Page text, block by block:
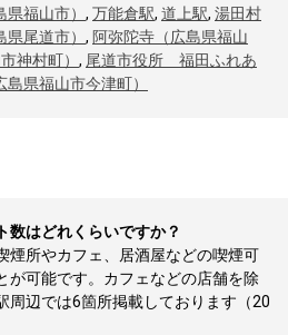
福山市） , 万能倉駅, 道上駅, 湯田村
尾道市） , 阿弥陀寺（広島県福山
神村町） , 尾道市役所 福田ふれあ
島県福山市今津町）
数はどれくらいですか？
煙所やカフェ、居酒屋などの喫煙可
が可能です。カフェなどの店舗を除
周辺では6箇所掲載しております（20